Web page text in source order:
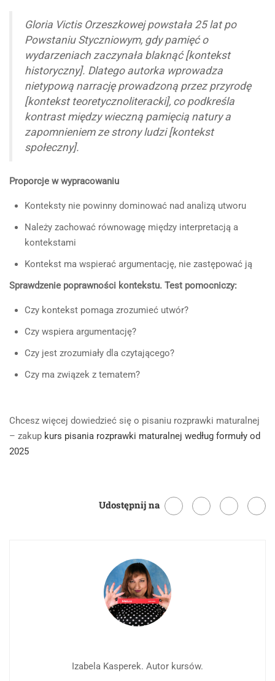
Gloria Victis Orzeszkowej powstała 25 lat po
Powstaniu Styczniowym, gdy pamięć o
wydarzeniach zaczynała blaknąć [kontekst
historyczny]. Dlatego autorka wprowadza
nietypową narrację prowadzoną przez przyrodę
[kontekst teoretycznoliteracki], co podkreśla
kontrast między wieczną pamięcią natury a
zapomnieniem ze strony ludzi [kontekst
społeczny].
Proporcje w wypracowaniu
Konteksty nie powinny dominować nad analizą utworu
Należy zachować równowagę między interpretacją a
kontekstami
Kontekst ma wspierać argumentację, nie zastępować ją
Sprawdzenie poprawności kontekstu. Test pomocniczy:
Czy kontekst pomaga zrozumieć utwór?
Czy wspiera argumentację?
Czy jest zrozumiały dla czytającego?
Czy ma związek z tematem?
Chcesz więcej dowiedzieć się o pisaniu rozprawki maturalnej
– zakup kurs pisania rozprawki maturalnej według formuły od
2025
Udostępnij na
Izabela Kasperek. Autor kursów.